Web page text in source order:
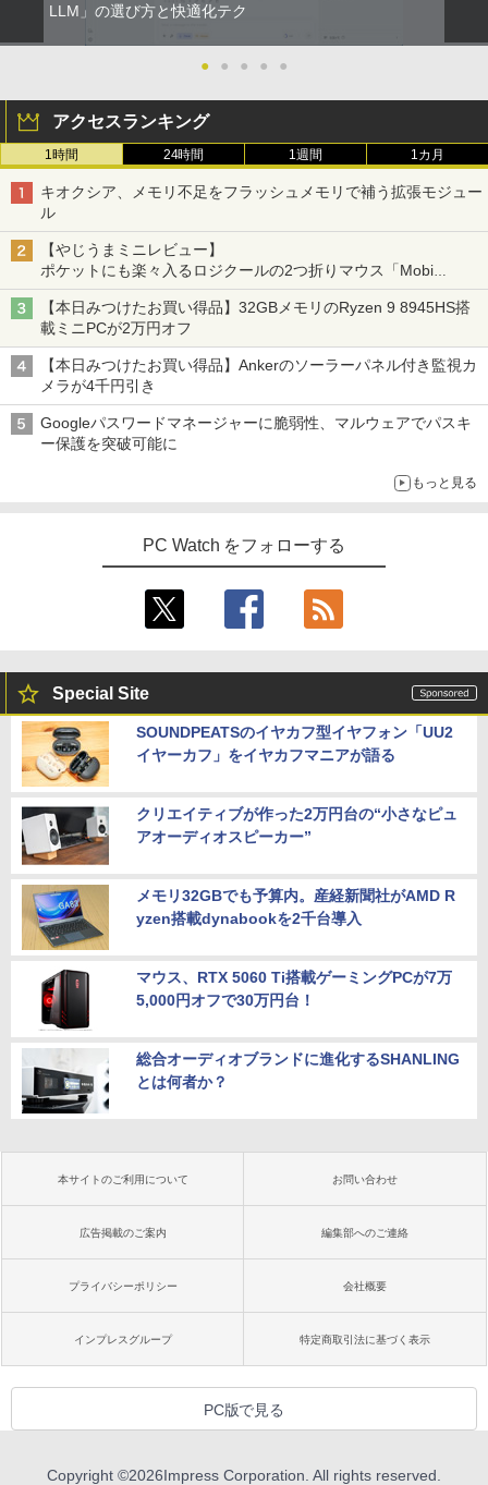
LLM」の選び方と快適化テク
● ● ● ● ●
アクセスランキング
1時間 24時間 1週間 1カ月
キオクシア、メモリ不足をフラッシュメモリで補う拡張モジュー
ル
【やじうまミニレビュー】
ポケットにも楽々入るロジクールの2つ折りマウス「Mobi
Fold」。その気になるギミックとは？
【本日みつけたお買い得品】32GBメモリのRyzen 9 8945HS搭
載ミニPCが2万円オフ
【本日みつけたお買い得品】Ankerのソーラーパネル付き監視カ
メラが4千円引き
Googleパスワードマネージャーに脆弱性、マルウェアでパスキ
ー保護を突破可能に
もっと見る
PC Watch をフォローする
Special Site
SOUNDPEATSのイヤカフ型イヤフォン「UU2
イヤーカフ」をイヤカフマニアが語る
クリエイティブが作った2万円台の“小さなピュ
アオーディオスピーカー”
メモリ32GBでも予算内。産経新聞社がAMD R
yzen搭載dynabookを2千台導入
マウス、RTX 5060 Ti搭載ゲーミングPCが7万
5,000円オフで30万円台！
総合オーディオブランドに進化するSHANLING
とは何者か？
本サイトのご利用について お問い合わせ
広告掲載のご案内 編集部へのご連絡
プライバシーポリシー 会社概要
インプレスグループ 特定商取引法に基づく表示
PC版で見る
Copyright ©2026Impress Corporation. All rights reserved.